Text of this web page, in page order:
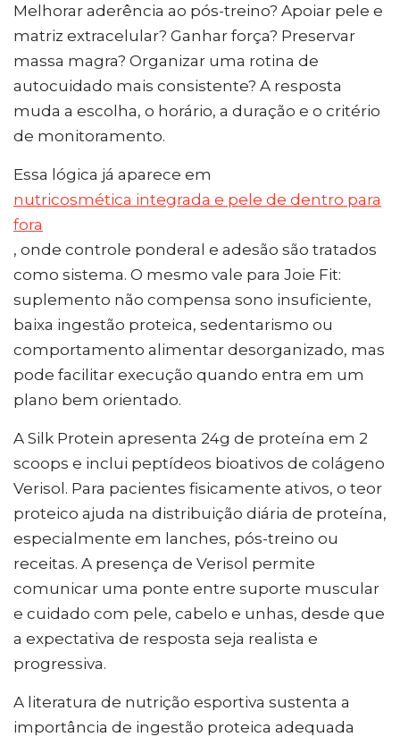
Melhorar aderência ao pós-treino? Apoiar pele e
matriz extracelular? Ganhar força? Preservar
massa magra? Organizar uma rotina de
autocuidado mais consistente? A resposta
muda a escolha, o horário, a duração e o critério
de monitoramento.
Essa lógica já aparece em
nutricosmética integrada e pele de dentro para
fora
, onde controle ponderal e adesão são tratados
como sistema. O mesmo vale para Joie Fit:
suplemento não compensa sono insuficiente,
baixa ingestão proteica, sedentarismo ou
comportamento alimentar desorganizado, mas
pode facilitar execução quando entra em um
plano bem orientado.
A Silk Protein apresenta 24g de proteína em 2
scoops e inclui peptídeos bioativos de colágeno
Verisol. Para pacientes fisicamente ativos, o teor
proteico ajuda na distribuição diária de proteína,
especialmente em lanches, pós-treino ou
receitas. A presença de Verisol permite
comunicar uma ponte entre suporte muscular
e cuidado com pele, cabelo e unhas, desde que
a expectativa de resposta seja realista e
progressiva.
A literatura de nutrição esportiva sustenta a
importância de ingestão proteica adequada